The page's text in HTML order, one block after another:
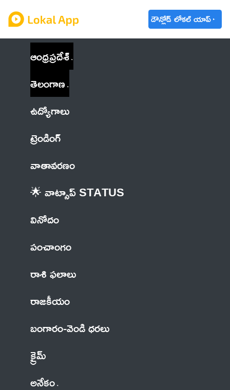
డౌన్లోడ్ లోకల్ యాప్
ఆంధ్రప్రదేశ్
తెలంగాణ
ఉద్యోగాలు
ట్రెండింగ్
వాతావరణం
🌟 వాట్సాప్ STATUS
వినోదం
పంచాంగం
రాశి ఫలాలు
రాజకీయం
బంగారం-వెండి ధరలు
క్రైమ్
అనేకం